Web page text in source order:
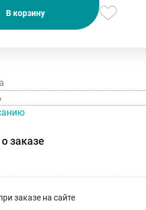
В корзину
заказе
заказе на сайте